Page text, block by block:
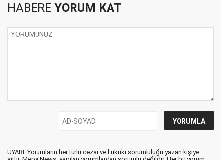
HABERE YORUM KAT
UYARI: Yorumların her türlü cezai ve hukuki sorumluluğu yazan kişiye